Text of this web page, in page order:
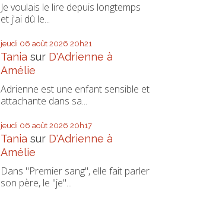
Je voulais le lire depuis longtemps
et j'ai dû le...
jeudi 06 août 2026 20h21
Tania sur D'Adrienne à
Amélie
Adrienne est une enfant sensible et
attachante dans sa...
jeudi 06 août 2026 20h17
Tania sur D'Adrienne à
Amélie
Dans "Premier sang", elle fait parler
son père, le "je"...